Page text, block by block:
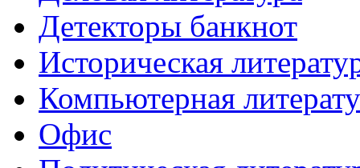
Детекторы банкнот
Историческая
Компьютерная
Офис